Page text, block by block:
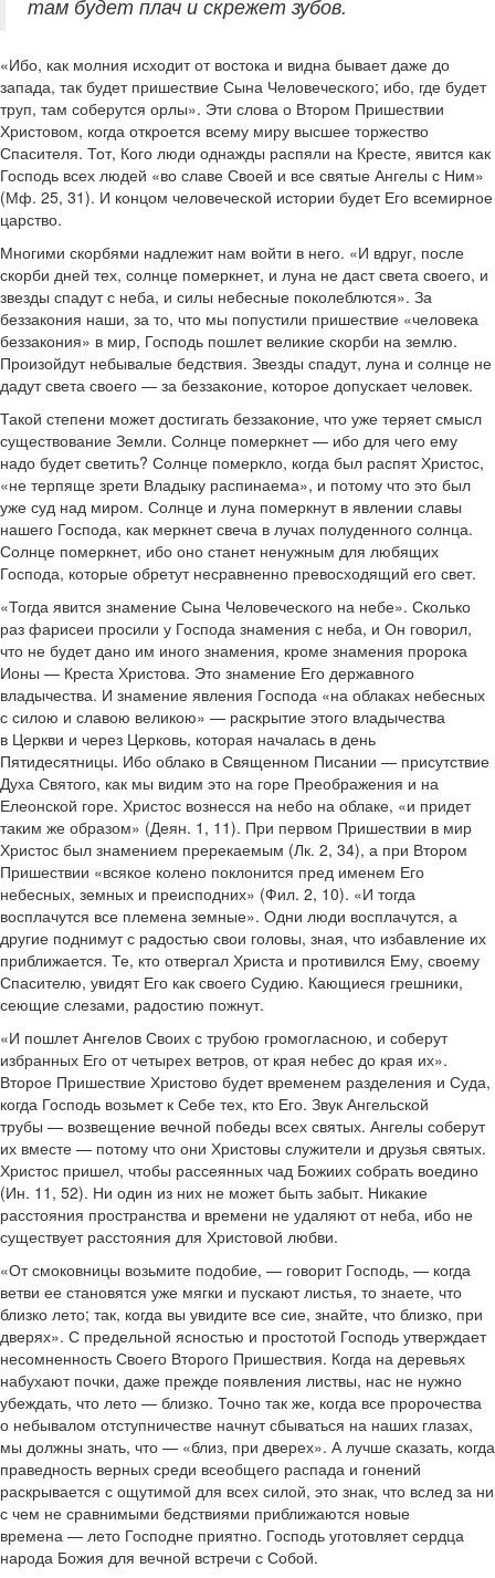
там будет плач и скрежет зубов.
«Ибо, как молния исходит от востока и видна бывает даже до
запада, так будет пришествие Сына Человеческого; ибо, где будет
труп, там соберутся орлы». Эти слова о Втором Пришествии
Христовом, когда откроется всему миру высшее торжество
Спасителя. Тот, Кого люди однажды распяли на Кресте, явится как
Господь всех людей «во славе Своей и все святые Ангелы с Ним»
(Мф. 25, 31). И концом человеческой истории будет Его всемирное
царство.
Многими скорбями надлежит нам войти в него. «И вдруг, после
скорби дней тех, солнце померкнет, и луна не даст света своего, и
звезды спадут с неба, и силы небесные поколеблются». За
беззакония наши, за то, что мы попустили пришествие «человека
беззакония» в мир, Господь пошлет великие скорби на землю.
Произойдут небывалые бедствия. Звезды спадут, луна и солнце не
дадут света своего — за беззаконие, которое допускает человек.
Такой степени может достигать беззаконие, что уже теряет смысл
существование Земли. Солнце померкнет — ибо для чего ему
надо будет светить? Солнце померкло, когда был распят Христос,
«не терпяще зрети Владыку распинаема», и потому что это был
уже суд над миром. Солнце и луна померкнут в явлении славы
нашего Господа, как меркнет свеча в лучах полуденного солнца.
Солнце померкнет, ибо оно станет ненужным для любящих
Господа, которые обретут несравненно превосходящий его свет.
«Тогда явится знамение Сына Человеческого на небе». Сколько
раз фарисеи просили у Господа знамения с неба, и Он говорил,
что не будет дано им иного знамения, кроме знамения пророка
Ионы — Креста Христова. Это знамение Его державного
владычества. И знамение явления Господа «на облаках небесных
с силою и славою великою» — раскрытие этого владычества
в Церкви и через Церковь, которая началась в день
Пятидесятницы. Ибо облако в Священном Писании — присутствие
Духа Святого, как мы видим это на горе Преображения и на
Елеонской горе. Христос вознесся на небо на облаке, «и придет
таким же образом» (Деян. 1, 11). При первом Пришествии в мир
Христос был знамением пререкаемым (Лк. 2, 34), а при Втором
Пришествии «всякое колено поклонится пред именем Его
небесных, земных и преисподних» (Фил. 2, 10). «И тогда
восплачутся все племена земные». Одни люди восплачутся, а
другие поднимут с радостью свои головы, зная, что избавление их
приближается. Те, кто отвергал Христа и противился Ему, своему
Спасителю, увидят Его как своего Судию. Кающиеся грешники,
сеющие слезами, радостию пожнут.
«И пошлет Ангелов Своих с трубою громогласною, и соберут
избранных Его от четырех ветров, от края небес до края их».
Второе Пришествие Христово будет временем разделения и Суда,
когда Господь возьмет к Себе тех, кто Его. Звук Ангельской
трубы — возвещение вечной победы всех святых. Ангелы соберут
их вместе — потому что они Христовы служители и друзья святых.
Христос пришел, чтобы рассеянных чад Божиих собрать воедино
(Ин. 11, 52). Ни один из них не может быть забыт. Никакие
расстояния пространства и времени не удаляют от неба, ибо не
существует расстояния для Христовой любви.
«От смоковницы возьмите подобие, — говорит Господь, — когда
ветви ее становятся уже мягки и пускают листья, то знаете, что
близко лето; так, когда вы увидите все сие, знайте, что близко, при
дверях». С предельной ясностью и простотой Господь утверждает
несомненность Своего Второго Пришествия. Когда на деревьях
набухают почки, даже прежде появления листвы, нас не нужно
убеждать, что лето — близко. Точно так же, когда все пророчества
о небывалом отступничестве начнут сбываться на наших глазах,
мы должны знать, что — «близ, при дверех». А лучше сказать, когда
праведность верных среди всеобщего распада и гонений
раскрывается с ощутимой для всех силой, это знак, что вслед за ни
с чем не сравнимыми бедствиями приближаются новые
времена — лето Господне приятно. Господь уготовляет сердца
народа Божия для вечной встречи с Собой.